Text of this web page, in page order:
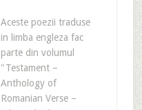
Aceste poezii traduse
in limba engleza fac
parte din volumul
"Testament –
Anthology of
Romanian Verse –